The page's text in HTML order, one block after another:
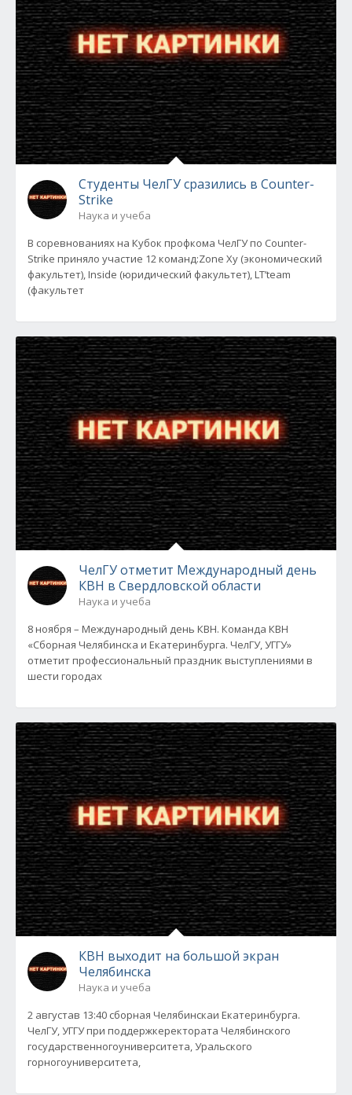
Студенты ЧелГУ сразились в Counter-
Strike
Наука и учеба
В соревнованиях на Кубок профкома ЧелГУ по Counter-
Strike приняло участие 12 команд:Zone Xy (экономический
факультет), Inside (юридический факультет), LT’team
(факультет
ЧелГУ отметит Международный день
КВН в Свердловской области
Наука и учеба
8 ноября – Международный день КВН. Команда КВН
«Сборная Челябинска и Екатеринбурга. ЧелГУ, УГГУ»
отметит профессиональный праздник выступлениями в
шести городах
КВН выходит на большой экран
Челябинска
Наука и учеба
2 августав 13:40 cборная Челябинскаи Екатеринбурга.
ЧелГУ, УГГУ при поддержкеректората Челябинского
государственногоуниверситета, Уральского
горногоуниверситета,